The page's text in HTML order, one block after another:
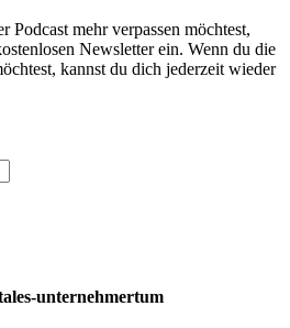
Podcast mehr verpassen möchtest,
Newsletter ein. Wenn du die
kannst du dich jederzeit wieder
unternehmertum